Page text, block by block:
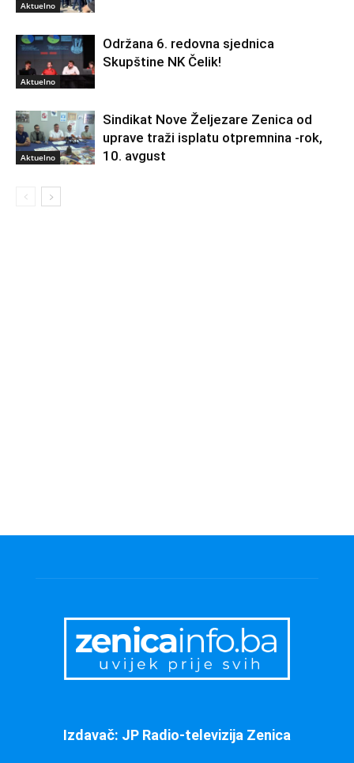
Aktuelno
Aktuelno
Održana 6. redovna sjednica
Skupštine NK Čelik!
Aktuelno
Sindikat Nove Željezare Zenica od
uprave traži isplatu otpremnina -rok,
10. avgust
Izdavač: JP Radio-televizija Zenica